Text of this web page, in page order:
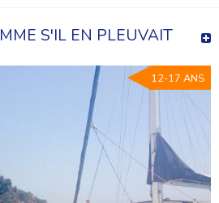
S'IL EN PLEUVAIT
12-17 ANS